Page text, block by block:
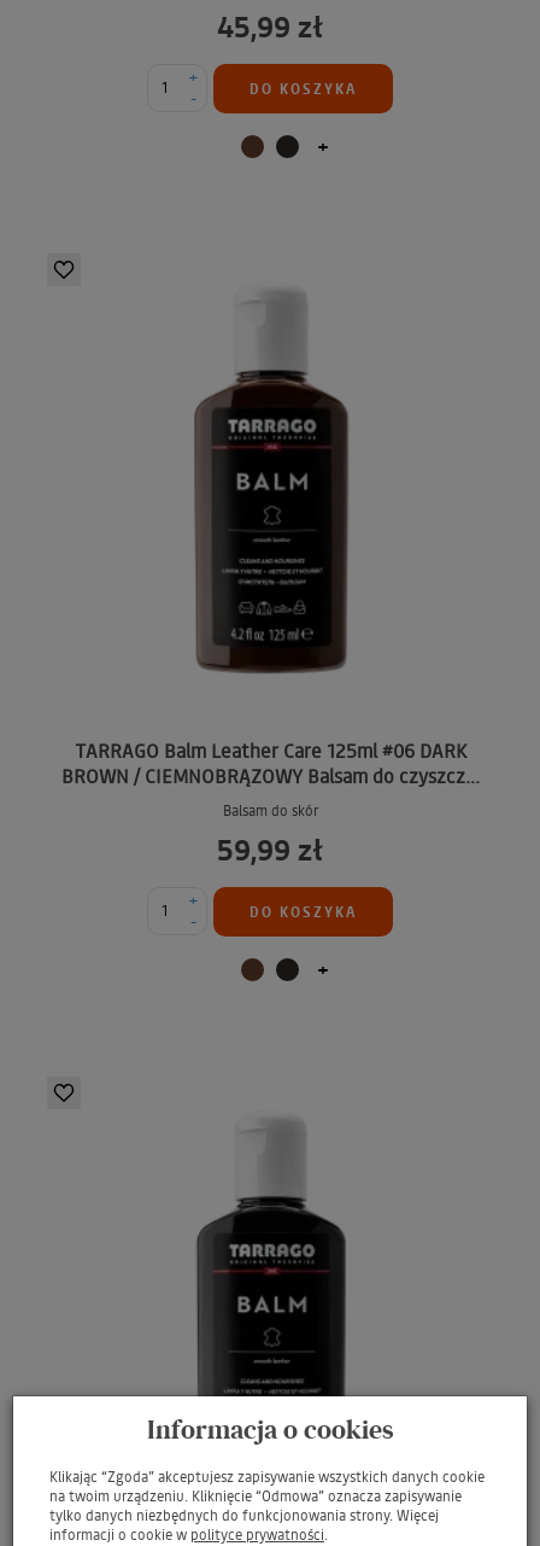
45,99 zł
-
+
DO KOSZYKA
+
TARRAGO Balm Leather Care 125ml #06 DARK
BROWN / CIEMNOBRĄZOWY Balsam do czyszcz...
Balsam do skór
59,99 zł
-
+
DO KOSZYKA
+
Informacja o cookies
Klikając “Zgoda” akceptujesz zapisywanie wszystkich danych cookie
na twoim urządzeniu. Kliknięcie “Odmowa” oznacza zapisywanie
tylko danych niezbędnych do funkcjonowania strony. Więcej
informacji o cookie w polityce prywatności.